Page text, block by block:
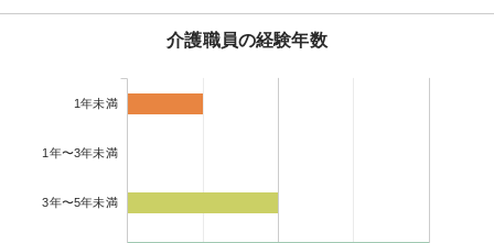
介護職員の経験年数
1年未満
1年〜3年未満
3年〜5年未満